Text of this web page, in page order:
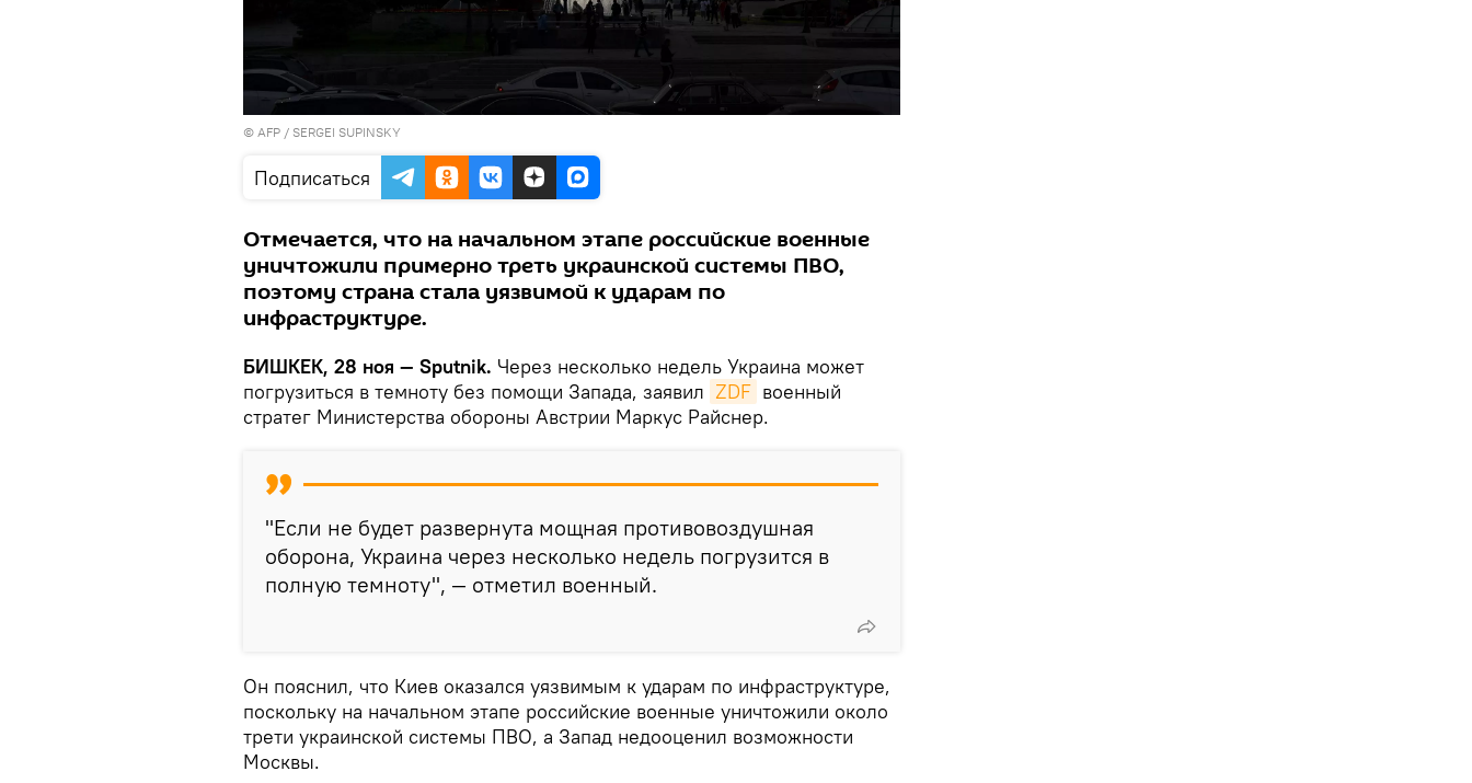
© AFP / SERGEI SUPINSKY
Подписаться
Отмечается, что на начальном этапе российские военные
уничтожили примерно треть украинской системы ПВО,
поэтому страна стала уязвимой к ударам по
инфраструктуре.
БИШКЕК, 28 ноя — Sputnik. Через несколько недель Украина может
погрузиться в темноту без помощи Запада, заявил ZDF военный
стратег Министерства обороны Австрии Маркус Райснер.
"Если не будет развернута мощная противовоздушная
оборона, Украина через несколько недель погрузится в
полную темноту", — отметил военный.
Он пояснил, что Киев оказался уязвимым к ударам по инфраструктуре,
поскольку на начальном этапе российские военные уничтожили около
трети украинской системы ПВО, а Запад недооценил возможности
Москвы.